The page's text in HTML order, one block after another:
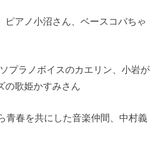
ピアノ小沼さん、ベースコバちゃ
プラノボイスのカエリン、小岩が
の歌姫かすみさん
青春を共にした音楽仲間、中村義